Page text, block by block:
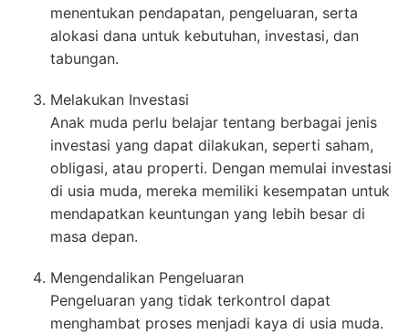
menentukan pendapatan, pengeluaran, serta
alokasi dana untuk kebutuhan, investasi, dan
tabungan.
Melakukan Investasi
Anak muda perlu belajar tentang berbagai jenis
investasi yang dapat dilakukan, seperti saham,
obligasi, atau properti. Dengan memulai investasi
di usia muda, mereka memiliki kesempatan untuk
mendapatkan keuntungan yang lebih besar di
masa depan.
Mengendalikan Pengeluaran
Pengeluaran yang tidak terkontrol dapat
menghambat proses menjadi kaya di usia muda.